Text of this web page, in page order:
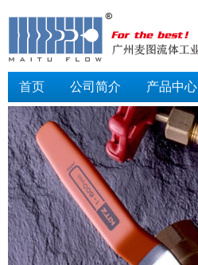
首页 公司简介 产品中心